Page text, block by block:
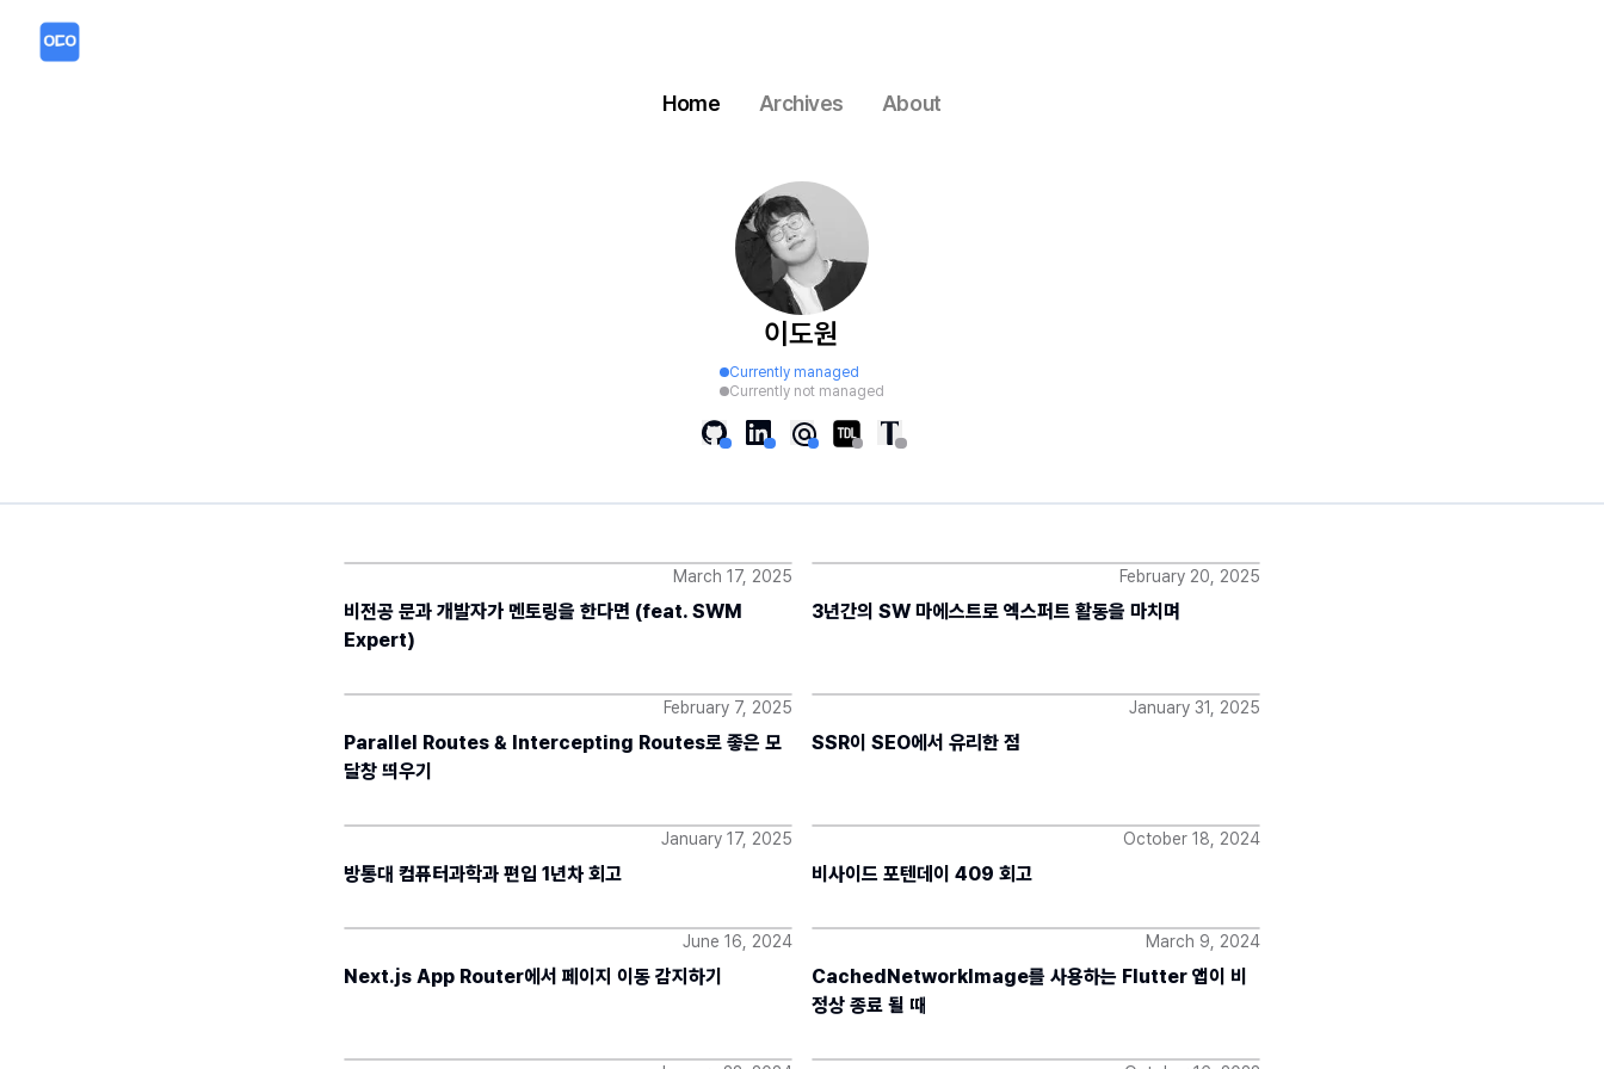
Home Archives About
이도원
Currently managed
Currently not managed
March 17, 2025
비전공 문과 개발자가 멘토링을 한다면 (feat. SWM
Expert)
February 20, 2025
3년간의 SW 마에스트로 엑스퍼트 활동을 마치며
February 7, 2025
Parallel Routes & Intercepting Routes로 좋은 모
달창 띄우기
January 31, 2025
SSR이 SEO에서 유리한 점
January 17, 2025
방통대 컴퓨터과학과 편입 1년차 회고
October 18, 2024
비사이드 포텐데이 409 회고
June 16, 2024
Next.js App Router에서 페이지 이동 감지하기
March 9, 2024
CachedNetworkImage를 사용하는 Flutter 앱이 비
정상 종료 될 때